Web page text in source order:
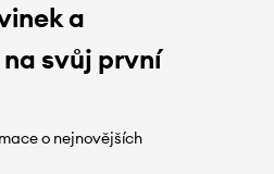
a
svůj první
o nejnovějších